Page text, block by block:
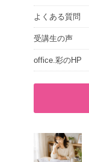
よくある質問
受講生の声
office.彩のHP